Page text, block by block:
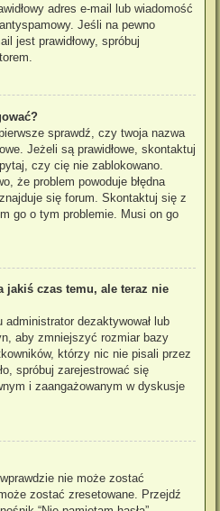
adres e-mail lub wiadomość
Jeśli na pewno
jest prawidłowy, spróbuj
sprawdź, czy twoja nazwa
Jeżeli są prawidłowe, skontaktuj
czy cię nie zablokowano.
że problem powoduje błędna
się forum. Skontaktuj się z
go o tym problemie. Musi on go
jakiś czas temu, ale teraz nie
dezaktywował lub
aby zmniejszyć rozmiar bazy
którzy nic nie pisali przez
spróbuj zarejestrować się
i zaangażowanym w dyskusje
nie może zostać
zostać zresetowane. Przejdź